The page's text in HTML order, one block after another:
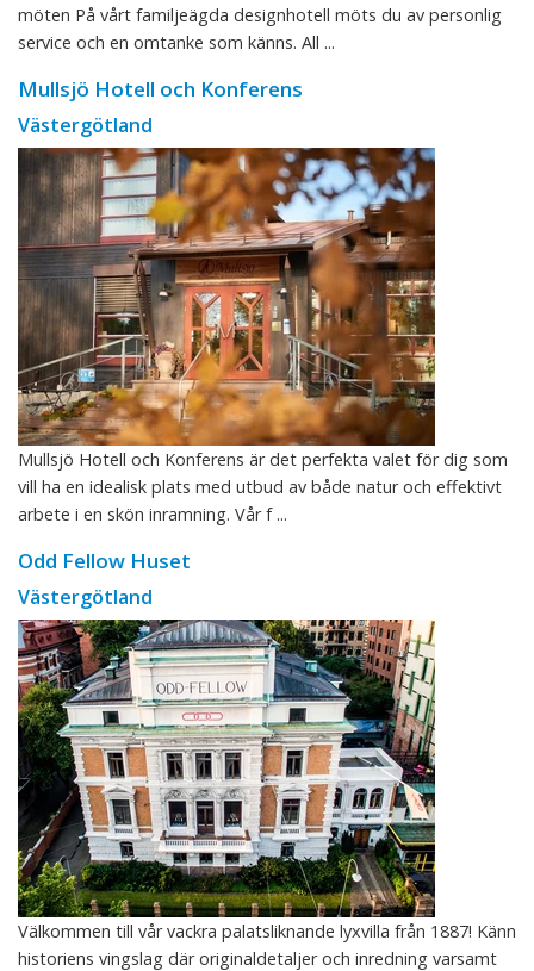
möten På vårt familjeägda designhotell möts du av personlig
service och en omtanke som känns. All ...
Mullsjö Hotell och Konferens
Västergötland
Mullsjö Hotell och Konferens är det perfekta valet för dig som
vill ha en idealisk plats med utbud av både natur och effektivt
arbete i en skön inramning. Vår f ...
Odd Fellow Huset
Västergötland
Välkommen till vår vackra palatsliknande lyxvilla från 1887! Känn
historiens vingslag där originaldetaljer och inredning varsamt